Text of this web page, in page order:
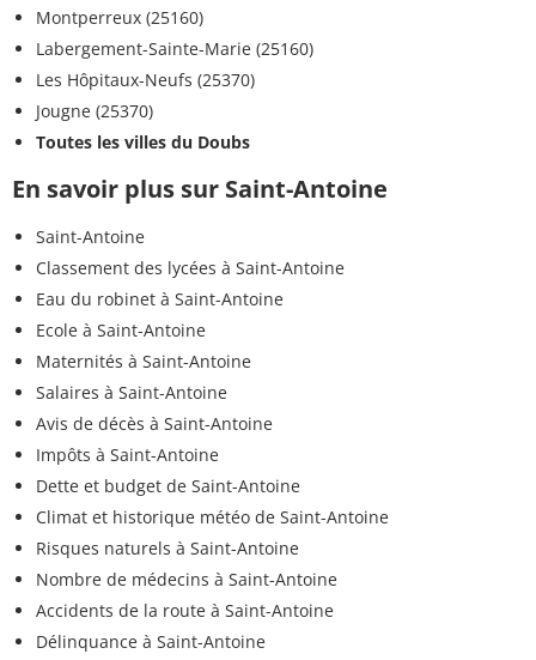
Montperreux (25160)
Labergement-Sainte-Marie (25160)
Les Hôpitaux-Neufs (25370)
Jougne (25370)
Toutes les villes du Doubs
En savoir plus sur Saint-Antoine
Saint-Antoine
Classement des lycées à Saint-Antoine
Eau du robinet à Saint-Antoine
Ecole à Saint-Antoine
Maternités à Saint-Antoine
Salaires à Saint-Antoine
Avis de décès à Saint-Antoine
Impôts à Saint-Antoine
Dette et budget de Saint-Antoine
Climat et historique météo de Saint-Antoine
Risques naturels à Saint-Antoine
Nombre de médecins à Saint-Antoine
Accidents de la route à Saint-Antoine
Délinquance à Saint-Antoine